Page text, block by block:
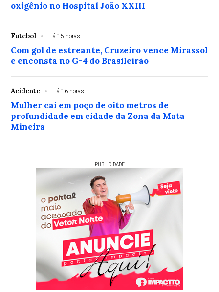
oxigênio no Hospital João XXIII
Futebol Há 15 horas
Com gol de estreante, Cruzeiro vence Mirassol
e enconsta no G-4 do Brasileirão
Acidente Há 16 horas
Mulher cai em poço de oito metros de
profundidade em cidade da Zona da Mata
Mineira
PUBLICIDADE